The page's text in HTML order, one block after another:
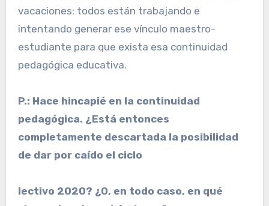
vacaciones: todos están trabajando e
intentando generar ese vínculo maestro-
estudiante para que exista esa continuidad
pedagógica educativa.
P.: Hace hincapié en la continuidad
pedagógica. ¿Está entonces
completamente descartada la posibilidad
de dar por caído el ciclo
lectivo 2020? ¿O, en todo caso, en qué